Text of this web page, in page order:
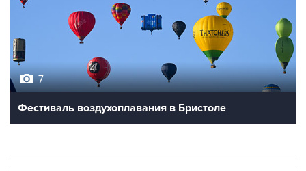
7
Фестиваль воздухоплавания в Бристоле